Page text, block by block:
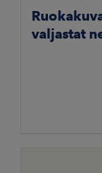
valjastat